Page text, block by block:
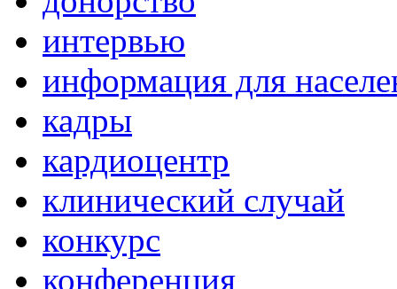
интервью
информация для
кадры
кардиоцентр
клинический случай
конкурс
конференция